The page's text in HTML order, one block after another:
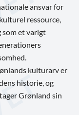
ansvar for
ressource,
som et varigt
kulturarv er
historie, og
Grønland sin